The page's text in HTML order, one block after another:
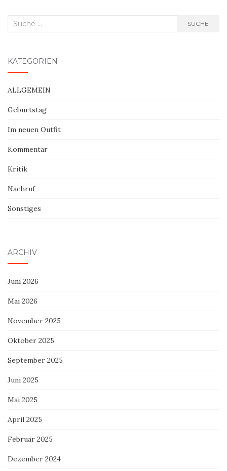
Suche
SUCHE
KATEGORIEN
ALLGEMEIN
Geburtstag
Im neuen Outfit
Kommentar
Kritik
Nachruf
Sonstiges
ARCHIV
Juni 2026
Mai 2026
November 2025
Oktober 2025
September 2025
Juni 2025
Mai 2025
April 2025
Februar 2025
Dezember 2024